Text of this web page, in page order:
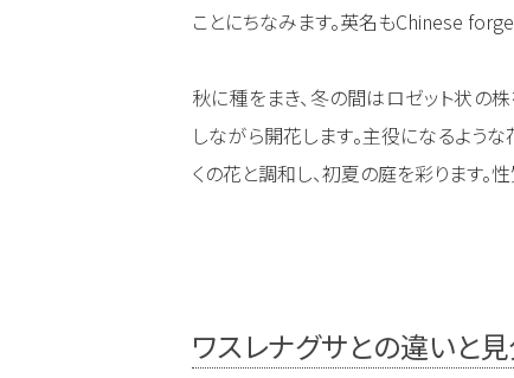
ことにちなみます。英名もChinese
秋に種をまき、冬の間はロゼット状の
しながら開花します。主役になるよう
くの花と調和し、初夏の庭を彩ります。
ワスレナグサとの違いと